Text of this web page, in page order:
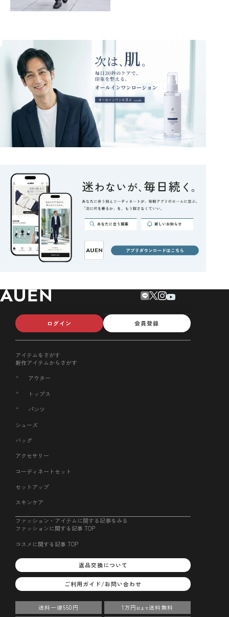
ログイン 会員登録
アイテムをさがす
新作アイテムからさがす
アウター
トップス
パンツ
シューズ
バッグ
アクセサリー
コーディネートセット
セットアップ
スキンケア
ファッション・アイテムに関する記事をみる
ファッションに関する記事 TOP
コスメに関する記事 TOP
返品交換について
ご利用ガイド/お問い合わせ
送料一律550円 1万円 以上で送料無料